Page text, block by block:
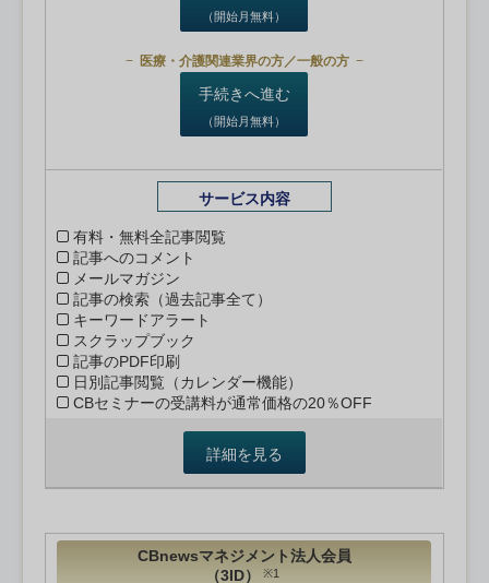
（開始月無料）
医療・介護関連業界の方／一般の方
手続きへ進む
（開始月無料）
サービス内容
有料・無料全記事閲覧
記事へのコメント
メールマガジン
記事の検索（過去記事全て）
キーワードアラート
スクラップブック
記事のPDF印刷
日別記事閲覧（カレンダー機能）
CBセミナーの受講料が通常価格の20％OFF
詳細を見る
CBnewsマネジメント法人会員
（3ID）
※1